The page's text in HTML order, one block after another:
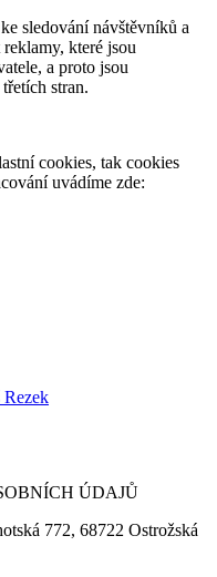
sledování návštěvníků a
které jsou
a proto jsou
stran.
cookies, tak cookies
uvádíme zde:
Rezek
ÚDAJŮ
772, 68722 Ostrožská